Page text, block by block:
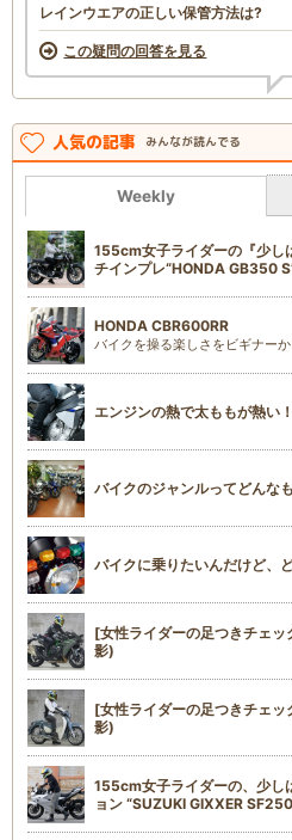
レインウエアの正しい保管方法は?
この疑問の回答を見る
人気の記事 みんなが読んでる
Weekly
155cm女子ライダーの『少し
チインプレ“HONDA GB350
HONDA CBR600RR
バイクを操る楽しさをビギナー
エンジンの熱で太ももが熱い
バイクのジャンルってどんな
バイクに乗りたいんだけど、
[女性ライダーの足つきチェ
影)
[女性ライダーの足つきチェ
影)
155cm女子ライダーの、少し
ョン “SUZUKI GIXXER